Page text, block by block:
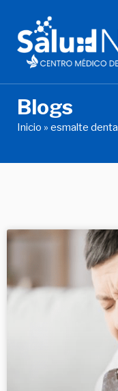
contenido
Blogs
Inicio » esmalte dental